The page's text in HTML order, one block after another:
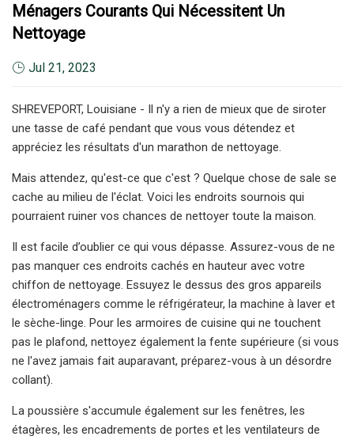
Ménagers Courants Qui Nécessitent Un
Nettoyage
Jul 21, 2023
SHREVEPORT, Louisiane - Il n'y a rien de mieux que de siroter
une tasse de café pendant que vous vous détendez et
appréciez les résultats d'un marathon de nettoyage.
Mais attendez, qu'est-ce que c'est ? Quelque chose de sale se
cache au milieu de l'éclat. Voici les endroits sournois qui
pourraient ruiner vos chances de nettoyer toute la maison.
Il est facile d’oublier ce qui vous dépasse. Assurez-vous de ne
pas manquer ces endroits cachés en hauteur avec votre
chiffon de nettoyage. Essuyez le dessus des gros appareils
électroménagers comme le réfrigérateur, la machine à laver et
le sèche-linge. Pour les armoires de cuisine qui ne touchent
pas le plafond, nettoyez également la fente supérieure (si vous
ne l'avez jamais fait auparavant, préparez-vous à un désordre
collant).
La poussière s'accumule également sur les fenêtres, les
étagères, les encadrements de portes et les ventilateurs de